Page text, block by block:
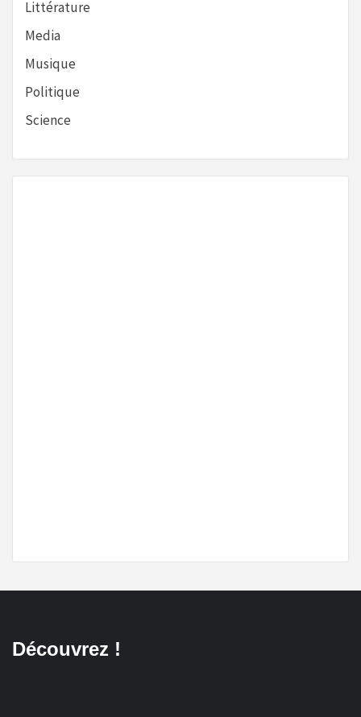
Littérature
Media
Musique
Politique
Science
Découvrez !